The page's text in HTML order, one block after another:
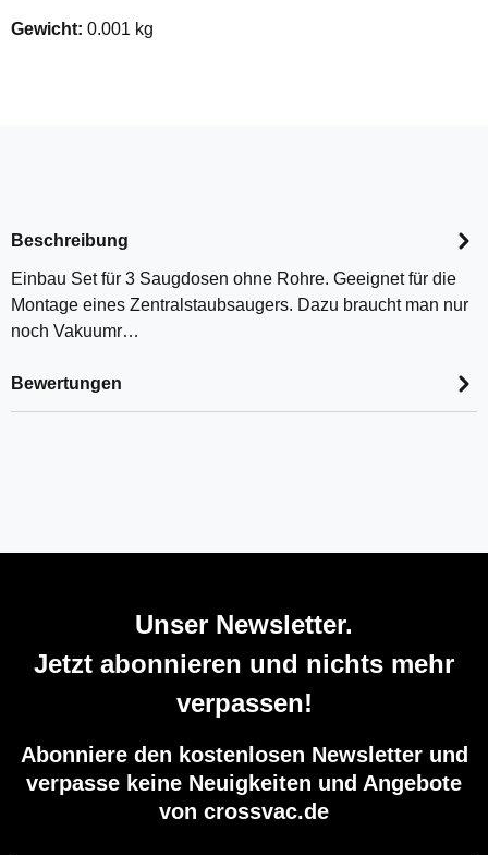
Gewicht: 0.001 kg
Beschreibung
Einbau Set für 3 Saugdosen ohne Rohre. Geeignet für die
Montage eines Zentralstaubsaugers. Dazu braucht man nur
noch Vakuumr…
Bewertungen
Unser Newsletter.
Jetzt abonnieren und nichts mehr
verpassen!
Abonniere den kostenlosen Newsletter und
verpasse keine Neuigkeiten und Angebote
von crossvac.de